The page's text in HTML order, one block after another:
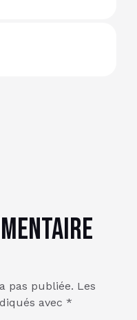
pas publiée. Les
avec *